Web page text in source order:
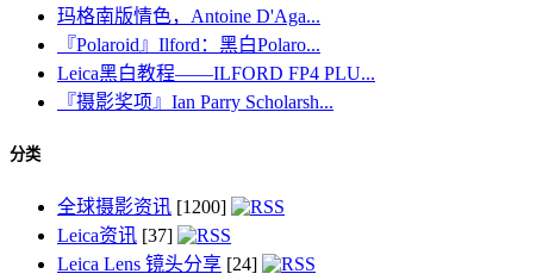
玛格南版情色，Antoine D'Aga...
『Polaroid』Ilford：黑白Polaro...
Leica黑白教程——ILFORD FP4 PLU...
『摄影奖项』Ian Parry Scholarsh...
分类
全球摄影资讯 [1200]
Leica资讯 [37]
Leica Lens 镜头分享 [24]